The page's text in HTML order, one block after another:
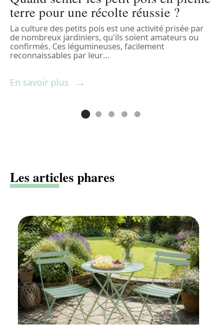
terre pour une récolte réussie ?
La culture des petits pois est une activité prisée par
de nombreux jardiniers, qu'ils soient amateurs ou
confirmés. Ces légumineuses, facilement
reconnaissables par leur…
En savoir plus
Les articles phares
Aménagement extérieur